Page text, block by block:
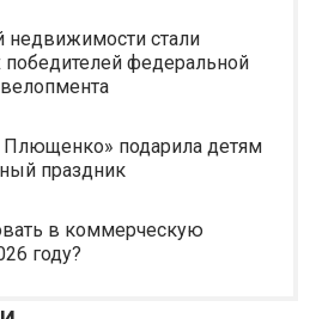
недвижимости стали
федеральной
подарила детям
праздник
в коммерческую
году?